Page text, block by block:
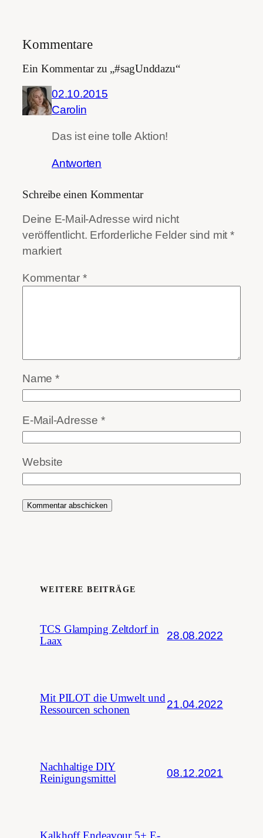
Kommentare
Ein Kommentar zu „#sagUnddazu“
02.10.2015
Carolin
Das ist eine tolle Aktion!
Antworten
Schreibe einen Kommentar
Deine E-Mail-Adresse wird nicht
veröffentlicht. Erforderliche Felder sind mit *
markiert
Kommentar *
Name *
E-Mail-Adresse *
Website
WEITERE BEITRÄGE
TCS Glamping Zeltdorf in
Laax
28.08.2022
Mit PILOT die Umwelt und
Ressourcen schonen
21.04.2022
Nachhaltige DIY
Reinigungsmittel
08.12.2021